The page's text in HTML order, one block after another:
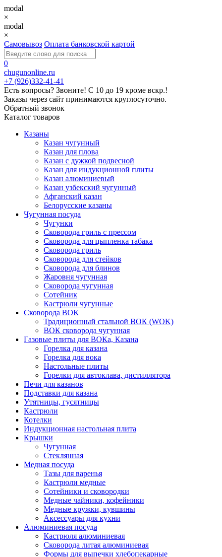
modal
×
modal
×
Самовывоз Оплата банковской картой
0
chugunonline.ru
+7 (926)332-41-41
Есть вопросы? Звоните! С 10 до 19 кроме вскр.!
Заказы через сайт принимаются круглосуточно.
Обратный звонок
Каталог товаров
Казаны
Казан чугунный
Казан для плова
Казан с дужкой подвесной
Казан для индукционной плиты
Казан алюминиевый
Казан узбекский чугунный
Афганский казан
Белорусские казаны
Чугунная посуда
Чугунки
Сковорода гриль с прессом
Сковорода для цыпленка табака
Сковорода гриль
Сковорода для стейков
Сковорода для блинов
Жаровня чугунная
Сковорода чугунная
Сотейник
Кастрюли чугунные
Сковорода ВОК
Традиционный стальной ВОК (WOK)
ВОК сковорода чугунная
Газовые плиты для ВОКа, Казана
Горелка для казана
Горелка для вока
Настольные плиты
Горелки для автоклава, дистиллятора
Печи для казанов
Подставки для казана
Утятницы, гусятницы
Кастрюли
Котелки
Индукционная настольная плита
Крышки
Чугунная
Стеклянная
Медная посуда
Тазы для варенья
Кастрюли медные
Сотейники и сковородки
Медные чайники, кофейники
Медные кружки, кувшины
Аксессуары для кухни
Алюминиевая посуда
Кастрюля алюминиевая
Сковорода литая алюминиевая
Формы для выпечки хлебопекарные